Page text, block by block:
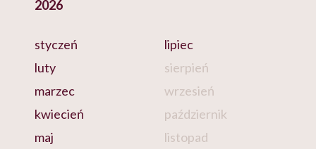
2026
styczeń
luty
marzec
kwiecień
maj
lipiec
sierpień
wrzesień
październik
listopad